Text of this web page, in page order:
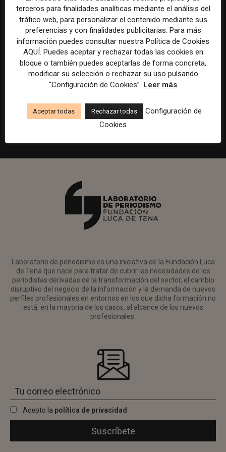
Barcelona Gods Brand Indefinido Tiempo completo
..
Responsable de marcas y patrocinios
en Watif TV
Laboratorio de periodismo es una iniciativa de la Fundación Luca
de Tena que nace para tratar de cubrir las necesidades de los
periodistas derivadas de la transformación del sector, el cambio
disruptivo del negocio de la información y la demanda de nuevos
perfiles profesionales en entornos en los que dicha formación no
está, en la mayoría de los casos, al alcance de los nuevos
profesionales.
Acepto la política de privacidad
terceros para finalidades analíticas mediante el análisis del
tráfico web, para personalizar el contenido mediante sus
preferencias y con finalidades publicitarias. Para más
información puedes consultar nuestra Política de Cookies
AQUÍ. Puedes aceptar y rechazar todas las cookies en
bloque o también puedes aceptarlas de forma concreta,
modificar su selección o rechazar su uso pulsando
“Configuración de Cookies”. Leer más
Aceptar todas Rechazar todas
Configuración de
Cookies